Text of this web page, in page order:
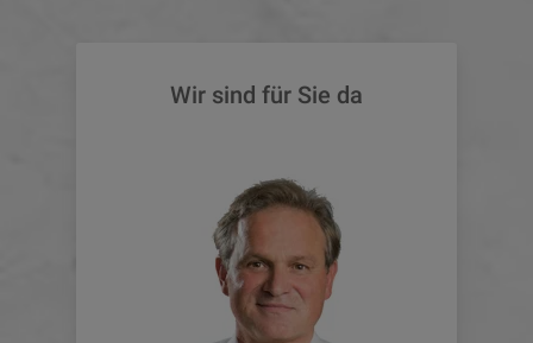
Wir sind für Sie da